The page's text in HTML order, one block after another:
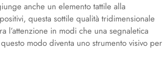
anche un elemento tattile alla
questa sottile qualità tridimensionale
l’attenzione in modi che una segnaletica
modo diventa uno strumento visivo per